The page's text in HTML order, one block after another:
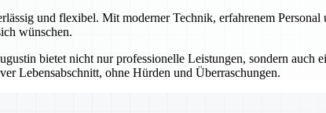
und flexibel. Mit moderner Technik, erfahrenem
wünschen.
bietet nicht nur professionelle Leistungen, sondern auch
Lebensabschnitt, ohne Hürden und Überraschungen.